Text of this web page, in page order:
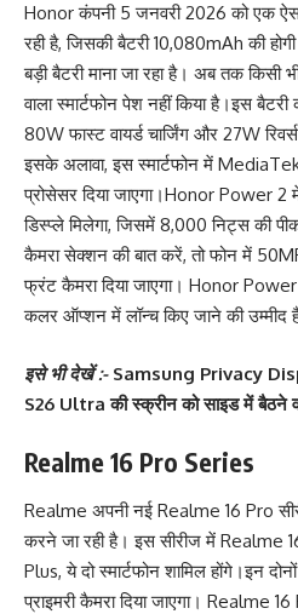
Honor कंपनी 5 जनवरी 2026 को एक
रही है, जिसकी बैटरी 10,080mAh की
बड़ी बैटरी माना जा रहा है। अब तक किसी
वाला स्मार्टफोन पेश नहीं किया है।इस बैटरी
80W फास्ट वायर्ड चार्जिंग और 27W
इसके अलावा, इस स्मार्टफोन में
प्रोसेसर दिया जाएगा।Honor Power 2
डिस्प्ले मिलेगा, जिसमें 8,000 निट्स की
कैमरा सेक्शन की बात करें, तो फोन में
फ्रंट कैमरा दिया जाएगा। Honor
कलर ऑप्शन में लॉन्च किए जाने की उम्मीद
इसे भी देखें :- Samsung Privacy
S26 Ultra की स्क्रीन को साइड में बैठने
Realme 16 Pro Series
Realme अपनी नई Realme 16 Pro
करने जा रही है। इस सीरीज में Realme
Plus, ये दो स्मार्टफोन शामिल होंगे।इन
प्राइमरी कैमरा दिया जाएगा। Realme